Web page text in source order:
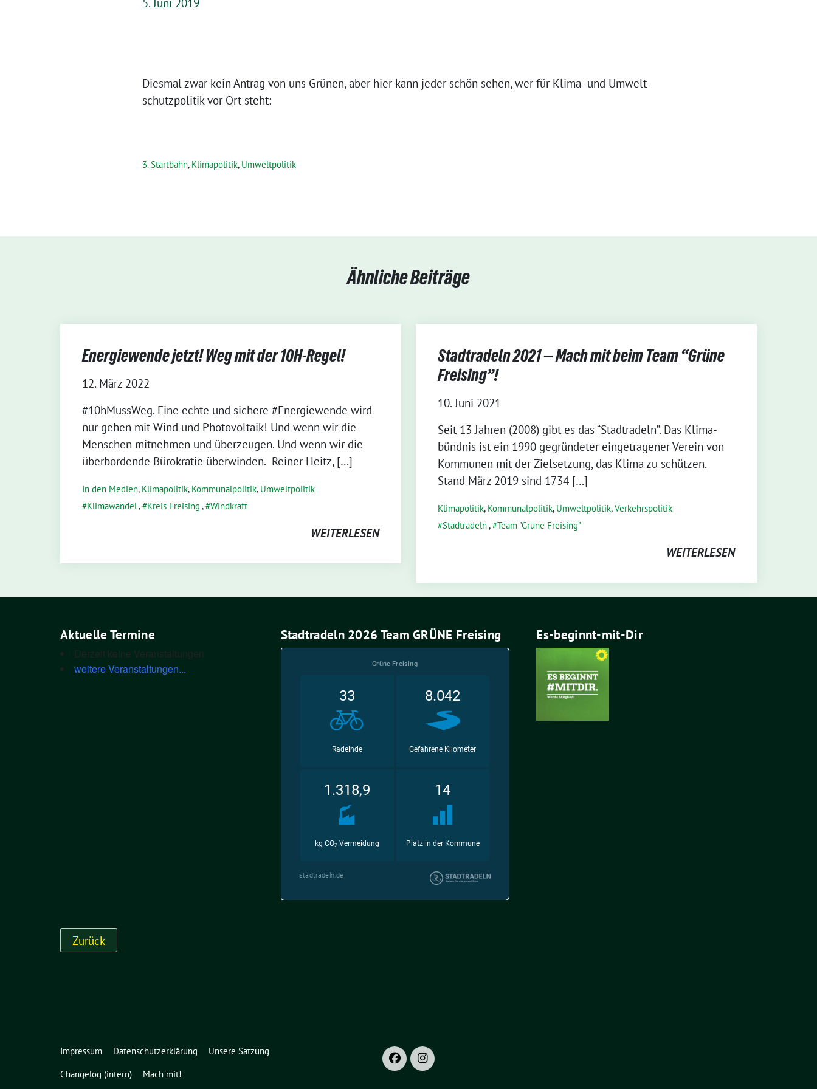
5. Juni 2019
Dies­mal zwar kein Antrag von uns Grü­nen, aber hier kann jeder schön sehen, wer für Kli­ma- und Umwelt­
schutz­po­li­tik vor Ort steht:
3. Startbahn, Klimapolitik, Umweltpolitik
Ähnliche Beiträge
Energiewende jetzt! Weg mit der 10H-Regel!
12. März 2022
#10hMussWeg. Eine ech­te und siche­re #Ener­gie­wen­de wird
nur gehen mit Wind und Pho­to­vol­ta­ik! Und wenn wir die
Men­schen mit­neh­men und über­zeu­gen. Und wenn wir die
über­bor­den­de Büro­kra­tie über­win­den. Rei­ner Heitz, […]
In den Medien, Klimapolitik, Kommunalpolitik, Umweltpolitik
Klimawandel, Kreis Freising , Windkraft
WEITERLESEN
Stadtradeln 2021 — Mach mit beim Team “Grüne
Freising”!
10. Juni 2021
Seit 13 Jah­ren (2008) gibt es das “Stadt­ra­deln”. Das Kli­ma­
bünd­nis ist ein 1990 gegrün­de­ter ein­ge­tra­ge­ner Ver­ein von
Kom­mu­nen mit der Ziel­set­zung, das Kli­ma zu schüt­zen.
Stand März 2019 sind 1734 […]
Klimapolitik, Kommunalpolitik, Umweltpolitik,Verkehrspolitik
Stadtradeln, Team "Grüne Freising"
WEITERLESEN
Aktuelle Termine
Derzeit keine Veranstaltungen
weitere Veranstaltungen...
Stadtradeln 2026 Team GRÜNE Freising Es-beginnt-mit-Dir
Impressum Datenschutzerklärung
Unsere Satzung
Changelog (intern)
Mach mit!